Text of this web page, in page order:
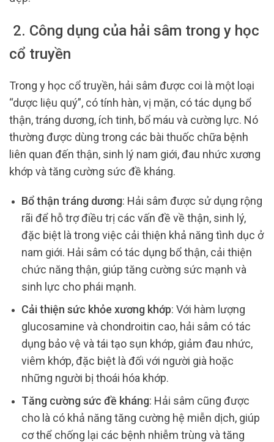
2. Công dụng của hải sâm trong y học
cổ truyền
Trong y học cổ truyền, hải sâm được coi là một loại
“dược liệu quý”, có tính hàn, vị mặn, có tác dụng bổ
thận, tráng dương, ích tinh, bổ máu và cường lực. Nó
thường được dùng trong các bài thuốc chữa bệnh
liên quan đến thận, sinh lý nam giới, đau nhức xương
khớp và tăng cường sức đề kháng.
Bổ thận tráng dương: Hải sâm được sử dụng rộng
rãi để hỗ trợ điều trị các vấn đề về thận, sinh lý,
đặc biệt là trong việc cải thiện khả năng tình dục ở
nam giới. Hải sâm có tác dụng bổ thận, cải thiện
chức năng thận, giúp tăng cường sức mạnh và
sinh lực cho phái mạnh.
Cải thiện sức khỏe xương khớp: Với hàm lượng
glucosamine và chondroitin cao, hải sâm có tác
dụng bảo vệ và tái tạo sụn khớp, giảm đau nhức,
viêm khớp, đặc biệt là đối với người già hoặc
những người bị thoái hóa khớp.
Tăng cường sức đề kháng: Hải sâm cũng được
cho là có khả năng tăng cường hệ miễn dịch, giúp
cơ thể chống lại các bệnh nhiễm trùng và tăng